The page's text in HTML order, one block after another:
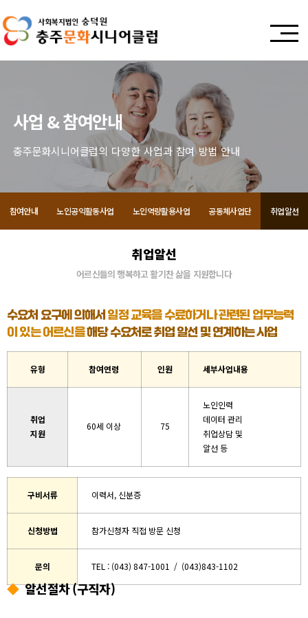
사업 & 참여안내
충주문화시니어클럽의 다양한 사업과 참여 방법 안내
참여안내 노인공익활동사업 노인역량활용사업 공동체사업단 취업알선
취업알선
어르신들의 행복하고 활기찬 삶을 지원합니다
수요처 요구에 의해서 일정 교육을 수료하거나 관련된 업무능력
이 있는 어르신을해당 수요처로 취업 알선 및 연계하는 사업
유형 참여연령 인원 세부사업내용
취업
지원
60세 이상 75
노인인력
데이터 관리
취업상담 및
알선 등
구비서류 이력서, 신분증
신청방법 참가신청자 직접 방문 신청
문의 TEL : (043) 847-1001 / (043)843-1102
◆알선절차 (구직자)